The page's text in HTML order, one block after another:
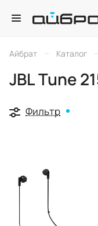
Айбрат – Каталог –
JBL Tune
Фильтр